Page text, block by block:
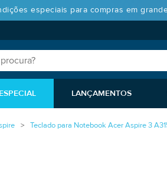
especiais para compras em
LANÇAMENTOS
Teclado para Notebook Acer Aspire 3